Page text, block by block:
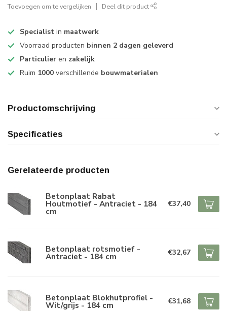
Toevoegen om te vergelijken Deel dit product
Specialist in maatwerk
Voorraad producten binnen 2 dagen geleverd
Particulier en zakelijk
Ruim 1000 verschillende bouwmaterialen
Productomschrijving
Specificaties
Gerelateerde producten
Betonplaat Rabat
Houtmotief - Antraciet - 184
cm
€37,40
Betonplaat rotsmotief -
Antraciet - 184 cm €32,67
Betonplaat Blokhutprofiel -
Wit/grijs - 184 cm €31,68